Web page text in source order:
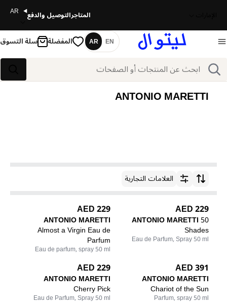
المتاجرالتوصيل والدفع AR
بحث
اللغة
EN
AR المفضلة سلة التسوق
ANTONIO MARETTI
ترتيب حسبالعلامات التجارية
229 AED
ANTONIO MARETTI 50
Shades
Eau de Parfum, Spray 50 ml
229 AED
ANTONIO MARETTI
Almost a Virgin Eau de
Parfum
Eau de parfum, spray 50 ml
391 AED
ANTONIO MARETTI
Chariot of the Sun
Parfum, spray 50 ml
229 AED
ANTONIO MARETTI
Cherry Pick
Eau de Parfum, Spray 50 ml